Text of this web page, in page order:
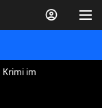


Krimi im